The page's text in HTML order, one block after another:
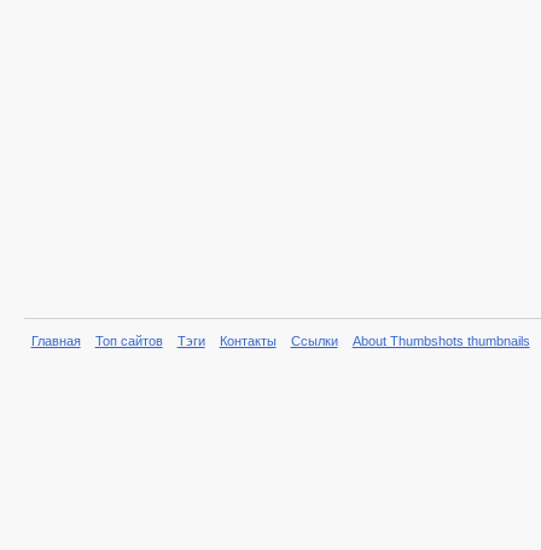
Главная Топ сайтов Тэги Контакты Ссылки About Thumbshots thumbnails